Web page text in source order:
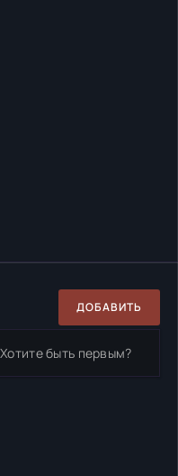
ДОБАВИТЬ
быть первым?